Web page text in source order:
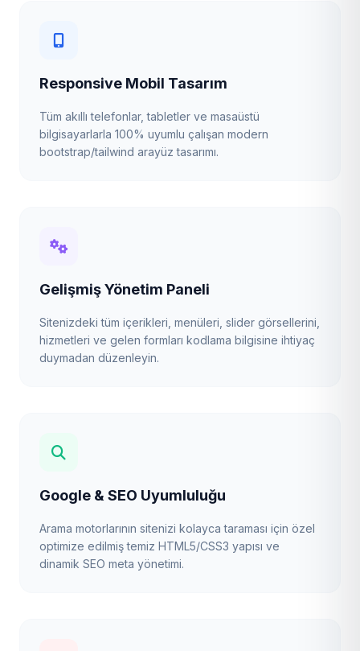
Responsive Mobil Tasarım
Tüm akıllı telefonlar, tabletler ve masaüstü
bilgisayarlarla 100% uyumlu çalışan modern
bootstrap/tailwind arayüz tasarımı.
Gelişmiş Yönetim Paneli
Sitenizdeki tüm içerikleri, menüleri, slider görsellerini,
hizmetleri ve gelen formları kodlama bilgisine ihtiyaç
duymadan düzenleyin.
Google & SEO Uyumluluğu
Arama motorlarının sitenizi kolayca taraması için özel
optimize edilmiş temiz HTML5/CSS3 yapısı ve
dinamik SEO meta yönetimi.